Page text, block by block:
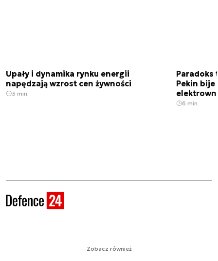
Upały i dynamika rynku energii
napędzają wzrost cen żywności
3 min.
Paradoks
Pekin bije
6 min.
Zobacz również